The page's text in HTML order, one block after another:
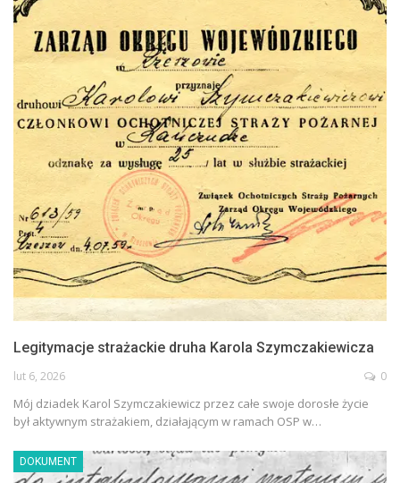
Legitymacje strażackie druha Karola Szymczakiewicza
lut 6, 2026 0
Mój dziadek Karol Szymczakiewicz przez całe swoje dorosłe życie
był aktywnym strażakiem, działającym w ramach OSP w…
DOKUMENT